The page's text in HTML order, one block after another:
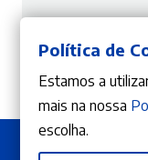
Política de
Estamos a
mais na nossa
escolha.